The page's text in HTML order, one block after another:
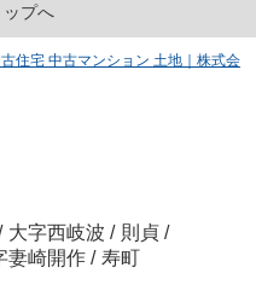
プへ
住宅 中古マンション 土地｜株式会
大字西岐波 / 則貞 /
妻崎開作 / 寿町